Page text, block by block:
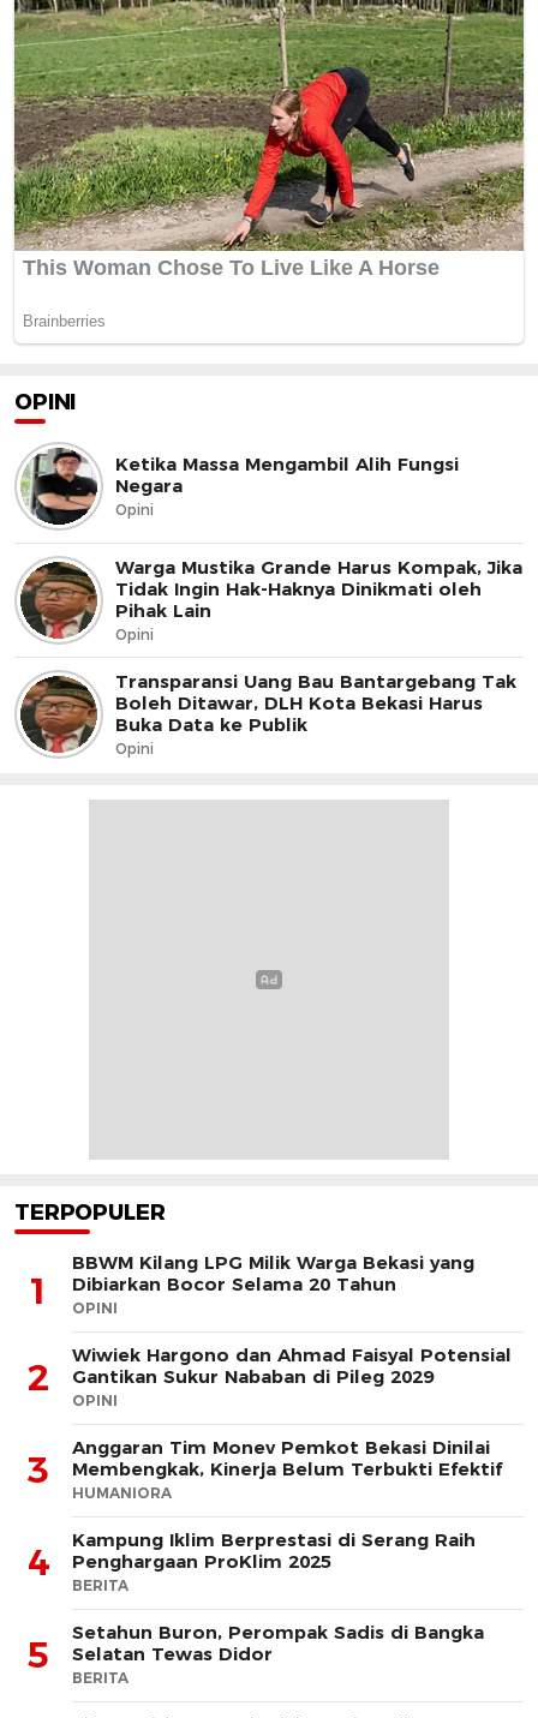
OPINI
Ketika Massa Mengambil Alih Fungsi
Negara
Opini
Warga Mustika Grande Harus Kompak, Jika
Tidak Ingin Hak-Haknya Dinikmati oleh
Pihak Lain
Opini
Transparansi Uang Bau Bantargebang Tak
Boleh Ditawar, DLH Kota Bekasi Harus
Buka Data ke Publik
Opini
TERPOPULER
1
BBWM Kilang LPG Milik Warga Bekasi yang
Dibiarkan Bocor Selama 20 Tahun
OPINI
2
Wiwiek Hargono dan Ahmad Faisyal Potensial
Gantikan Sukur Nababan di Pileg 2029
OPINI
3
Anggaran Tim Monev Pemkot Bekasi Dinilai
Membengkak, Kinerja Belum Terbukti Efektif
HUMANIORA
4
Kampung Iklim Berprestasi di Serang Raih
Penghargaan ProKlim 2025
BERITA
5
Setahun Buron, Perompak Sadis di Bangka
Selatan Tewas Didor
BERITA